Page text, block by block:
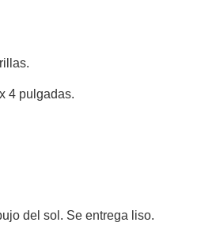
4 pulgadas.
del sol. Se entrega liso.